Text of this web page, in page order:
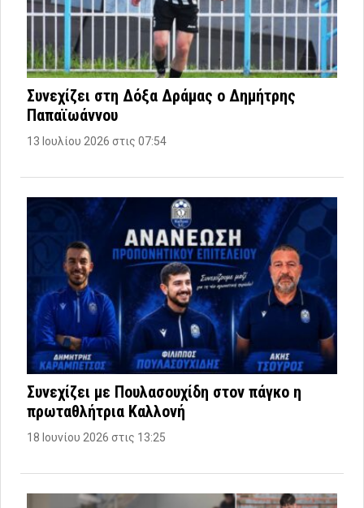
Συνεχίζει στη Δόξα Δράμας ο Δημήτρης
Παπαϊωάννου
13 Ιουλίου 2026 στις 07:54
Συνεχίζει με Πουλασουχίδη στον πάγκο η
πρωταθλήτρια Καλλονή
18 Ιουνίου 2026 στις 13:25